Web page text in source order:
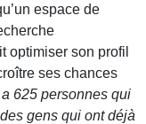
espace de
optimiser son profil
ses chances
625 personnes qui
gens qui ont déjà